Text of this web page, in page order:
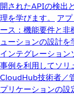
開されたAPIの検出
理を学びます。
ア
ース：機能要件と非
ューションの設計を
インテグレーション
事例を利用してソリ
CloudHub技術者／
プリケーションの設